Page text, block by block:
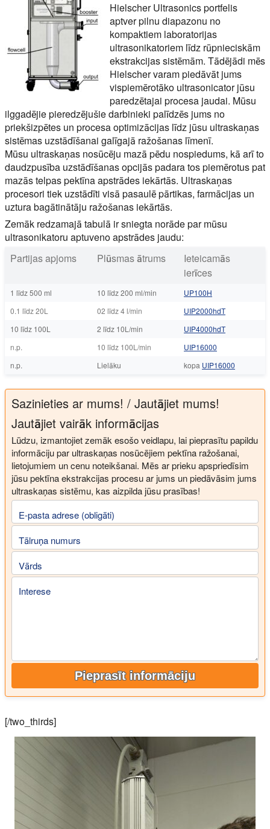
Hielscher Ultrasonics portfelis
aptver pilnu diapazonu no
kompaktiem laboratorijas
ultrasonikatoriem līdz rūpnieciskām
ekstrakcijas sistēmām. Tādējādi mēs
Hielscher varam piedāvāt jums
vispiemērotāko ultrasonicator jūsu
paredzētajai procesa jaudai. Mūsu
ilggadējie pieredzējušie darbinieki palīdzēs jums no
priekšizpētes un procesa optimizācijas līdz jūsu ultraskaņas
sistēmas uzstādīšanai galīgajā ražošanas līmenī.
Mūsu ultraskaņas nosūcēju mazā pēdu nospiedums, kā arī to
daudzpusība uzstādīšanas opcijās padara tos piemērotus pat
mazās telpas pektīna apstrādes iekārtās. Ultraskaņas
procesori tiek uzstādīti visā pasaulē pārtikas, farmācijas un
uztura bagātinātāju ražošanas iekārtās.
Zemāk redzamajā tabulā ir sniegta norāde par mūsu
ultrasonikatoru aptuveno apstrādes jaudu:
Partijas apjoms
Plūsmas ātrums
Ieteicamās
ierīces
1 līdz 500 ml 10 līdz 200 ml/min
UP100H
0.1 līdz 20L
02 līdz 4 l/min
UIP2000hdT
10 līdz 100L
2 līdz 10L/min
UIP4000hdT
n.p.
10 līdz 100L/min
UIP16000
n.p.
Lielāku kopa UIP16000
Sazinieties ar mums! / Jautājiet mums!
Jautājiet vairāk informācijas
Lūdzu, izmantojiet zemāk esošo veidlapu, lai pieprasītu papildu
informāciju par ultraskaņas nosūcējiem pektīna ražošanai,
lietojumiem un cenu noteikšanai. Mēs ar prieku apspriedīsim
jūsu pektīna ekstrakcijas procesu ar jums un piedāvāsim jums
ultraskaņas sistēmu, kas aizpilda jūsu prasības!
E-pasta adrese (obligāti)
Tālruņa numurs
Vārds
Interese
Pieprasīt informāciju
[/two_thirds]